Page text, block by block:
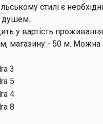
стилі є
душем.
у вартість
магазину - 50 м. Можна